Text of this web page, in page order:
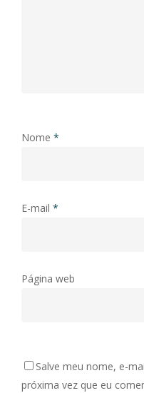
Nome *
E-mail *
Página web
Salve meu nome, e-
próxima vez que eu